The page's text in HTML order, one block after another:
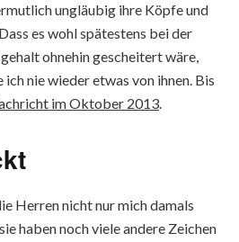
ungläubig ihre Köpfe und
es wohl spätestens bei der
ohnehin gescheitert wäre,
nie wieder etwas von ihnen. Bis
im Oktober 2013.
Herren nicht nur mich damals
haben noch viele andere Zeichen